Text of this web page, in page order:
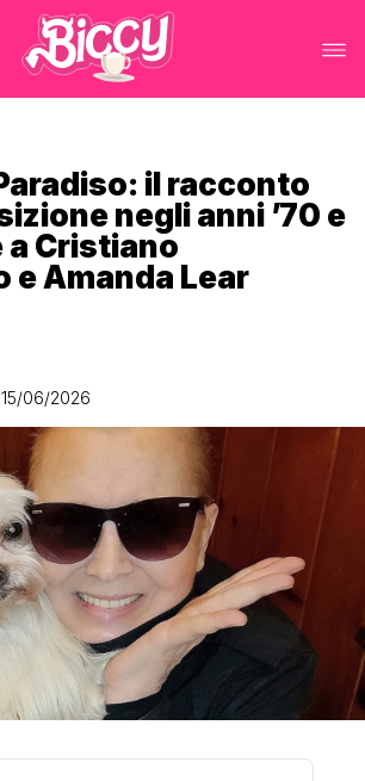
il racconto
negli anni ’70 e
Cristiano
e Amanda Lear
15/06/2026